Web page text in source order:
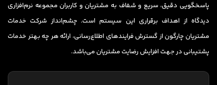
پاسخگویی دقیق، سریع و شفاف به مشتریان و کاربران مجموعه نرم‌افزاری
دیدگاه از اهداف برقراری این سیستم است. چشم‌انداز شرکت خدمات
مشتریان چارگون از گسترش فرایندهای اطلاع‌رسانی، ارائه هر چه بهتر خدمات
پشتیبانی در جهت افزایش رضایت مشتریان می‌باشد.